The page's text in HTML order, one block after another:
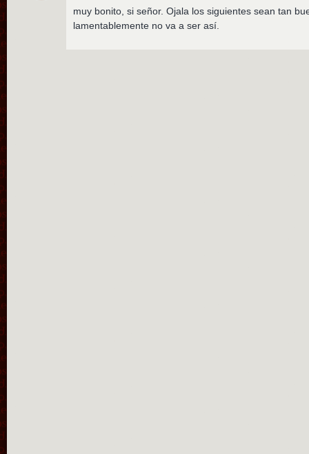
muy bonito, si señor. Ojala los siguientes sean tan
lamentablemente no va a ser así.